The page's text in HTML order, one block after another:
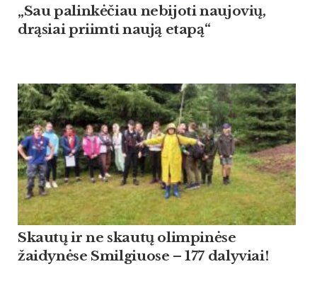
„Sau palinkėčiau nebijoti naujovių,
drąsiai priimti naują etapą“
Skautų ir ne skautų olimpinėse
žaidynėse Smilgiuose – 177 dalyviai!